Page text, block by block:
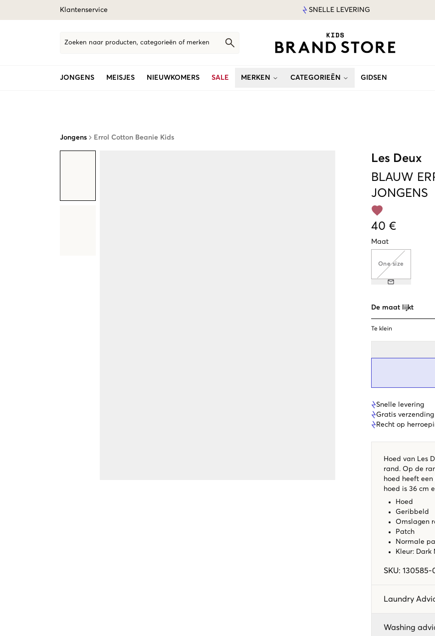
Klantenservice SNELLE LEVERING
Zoeken naar producten, categorieën of merken
JONGENS MEISJES NIEUWKOMERS SALE MERKEN CATEGORIEËN GIDSEN
Jongens Errol Cotton Beanie Kids
Les Deux
BLAUW
JONGENS
40 €
Maat
One size
De maat lijkt
Te klein
Snelle levering
Gratis
Recht op
Hoed van Les
rand. Op de
hoed heeft
hoed is 36 cm
Hoed
Geribbeld
Omslagen
Patch
Normale
Kleur: Dark
SKU: 130585-
Laundry
Washing